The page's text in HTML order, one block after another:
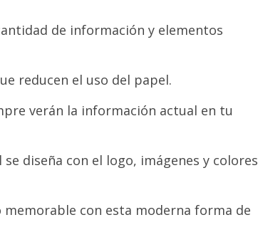
de información y elementos
reducen el uso del papel.
verán la información actual en tu
diseña con el logo, imágenes y colores
memorable con esta moderna forma de